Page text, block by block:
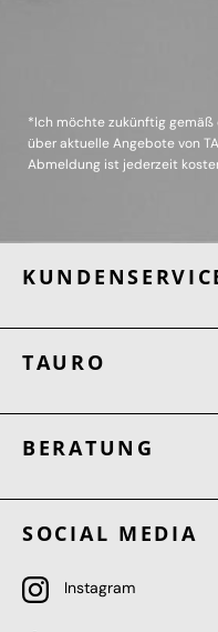
*Ich möchte zukünftig gemäß
über aktuelle Angebote von
Abmeldung ist jederzeit
TAURO
BERATUNG
SOCIAL MEDIA
Instagram